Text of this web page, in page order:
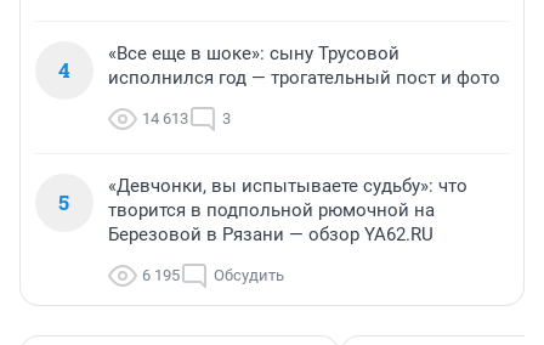
4
«Все еще в шоке»: сыну Трусовой
исполнился год — трогательный пост и фото
14 613 3
5
«Девчонки, вы испытываете судьбу»: что
творится в подпольной рюмочной на
Березовой в Рязани — обзор YA62.RU
6 195 Обсудить